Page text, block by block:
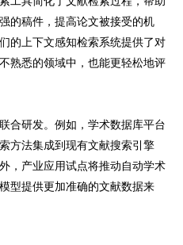
的稿件，提高论文被接受的机
的上下文感知检索系统提供了对
熟悉的领域中，也能更轻松地评
合研发。例如，学术数据库平台
方法集成到现有文献搜索引擎
，产业应用试点将推动自动学术
型提供更加准确的文献数据来